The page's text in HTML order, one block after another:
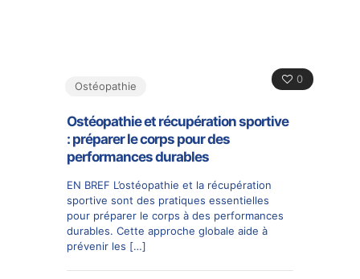
0
Ostéopathie
Ostéopathie et récupération sportive
: préparer le corps pour des
performances durables
EN BREF L’ostéopathie et la récupération
sportive sont des pratiques essentielles
pour préparer le corps à des performances
durables. Cette approche globale aide à
prévenir les […]